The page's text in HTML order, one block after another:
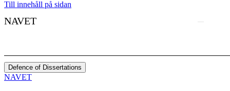
Till innehåll på sidan
NAVET
Defence of Dissertations
NAVET